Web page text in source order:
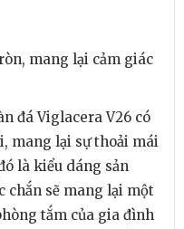
mang lại cảm giác
đá Viglacera V26 có
mang lại sự thoải mái
là kiểu dáng sản
chắn sẽ mang lại một
tắm của gia đình